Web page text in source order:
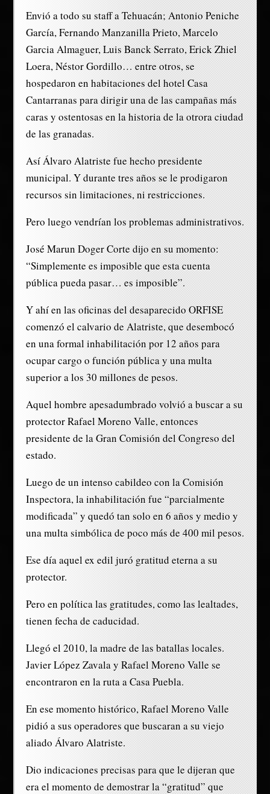
Envió a todo su staff a Tehuacán; Antonio Peniche
García, Fernando Manzanilla Prieto, Marcelo
Garcia Almaguer, Luis Banck Serrato, Erick Zhiel
Loera, Néstor Gordillo… entre otros, se
hospedaron en habitaciones del hotel Casa
Cantarranas para dirigir una de las campañas más
caras y ostentosas en la historia de la otrora ciudad
de las granadas.
Así Álvaro Alatriste fue hecho presidente
municipal. Y durante tres años se le prodigaron
recursos sin limitaciones, ni restricciones.
Pero luego vendrían los problemas administrativos.
José Marun Doger Corte dijo en su momento:
“Simplemente es imposible que esta cuenta
pública pueda pasar… es imposible”.
Y ahí en las oficinas del desaparecido ORFISE
comenzó el calvario de Alatriste, que desembocó
en una formal inhabilitación por 12 años para
ocupar cargo o función pública y una multa
superior a los 30 millones de pesos.
Aquel hombre apesadumbrado volvió a buscar a su
protector Rafael Moreno Valle, entonces
presidente de la Gran Comisión del Congreso del
estado.
Luego de un intenso cabildeo con la Comisión
Inspectora, la inhabilitación fue “parcialmente
modificada” y quedó tan solo en 6 años y medio y
una multa simbólica de poco más de 400 mil pesos.
Ese día aquel ex edil juró gratitud eterna a su
protector.
Pero en política las gratitudes, como las lealtades,
tienen fecha de caducidad.
Llegó el 2010, la madre de las batallas locales.
Javier López Zavala y Rafael Moreno Valle se
encontraron en la ruta a Casa Puebla.
En ese momento histórico, Rafael Moreno Valle
pidió a sus operadores que buscaran a su viejo
aliado Álvaro Alatriste.
Dio indicaciones precisas para que le dijeran que
era el momento de demostrar la “gratitud” que